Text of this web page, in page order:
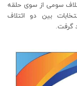
سومی از سوی حلقه
بین دو ائتلاف
گرفت.